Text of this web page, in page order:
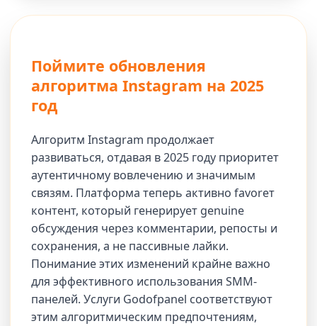
Поймите обновления
алгоритма Instagram на 2025
год
Алгоритм Instagram продолжает
развиваться, отдавая в 2025 году приоритет
аутентичному вовлечению и значимым
связям. Платформа теперь активно favoreт
контент, который генерирует genuine
обсуждения через комментарии, репосты и
сохранения, а не пассивные лайки.
Понимание этих изменений крайне важно
для эффективного использования SMM-
панелей. Услуги Godofpanel соответствуют
этим алгоритмическим предпочтениям,